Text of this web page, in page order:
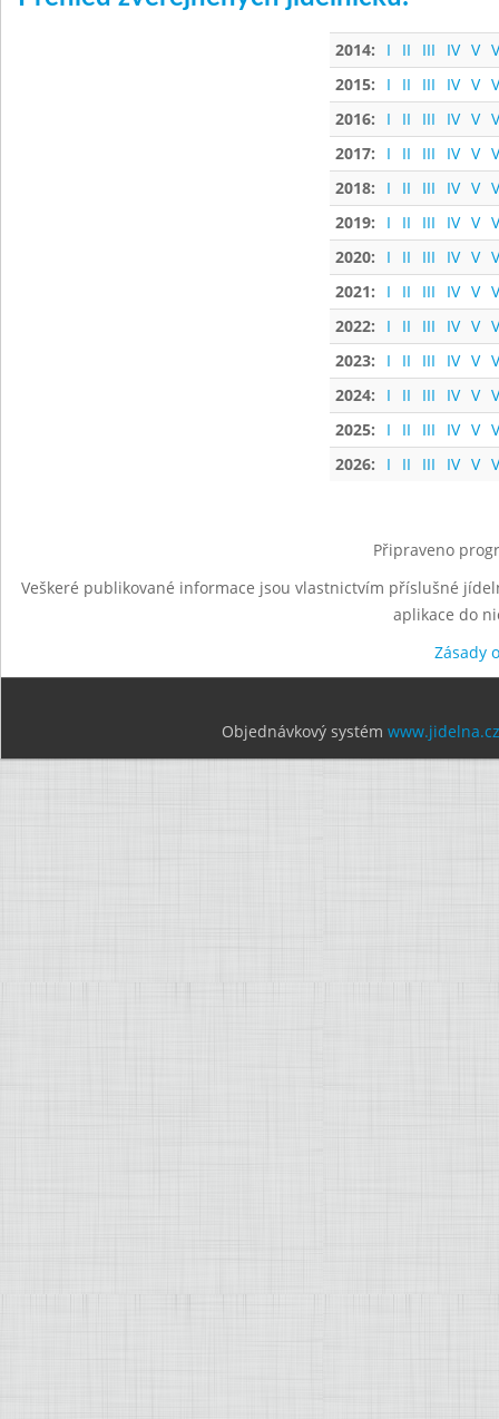
2014: I II III IV V
2015:
I II III IV V
2016:
I II III IV V
2017:
I II III IV V
2018:
I II III IV V
2019:
I II III IV V
2020:
I II III IV V
2021:
I II III IV V
2022:
I II III IV V
2023:
I II III IV V
2024:
I II III IV V
2025:
I II III IV V
2026:
I II III IV V
Připraveno
Veškeré publikované informace jsou vlastnictvím příslušné
aplikace do
Zásady
Objednávkový systém www.jidelna.cz